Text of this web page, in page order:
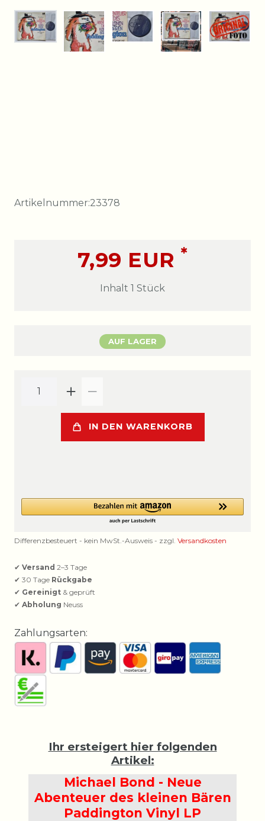
Artikelnummer:23378
7,99 EUR *
Inhalt 1 Stück
AUF LAGER
IN DEN WARENKORB
Differenzbesteuert - kein MwSt.-Ausweis - zzgl. Versandkosten
✔ Versand 2–3 Tage
✔ 30 Tage Rückgabe
✔ Gereinigt & geprüft
✔ Abholung Neuss
Zahlungsarten:
Ihr ersteigert hier folgenden
Artikel:
Michael Bond - Neue
Abenteuer des kleinen Bären
Paddington Vinyl LP